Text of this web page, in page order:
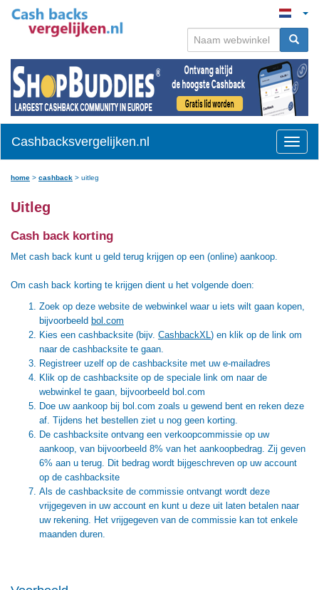
Toggle
Cashbacksvergelijken.nl
home > cashback > uitleg
Uitleg
Cash back korting
Met cash back kunt u geld terug krijgen op een (online) aankoop.
Om cash back korting te krijgen dient u het volgende doen:
Zoek op deze website de webwinkel waar u iets wilt gaan kopen,
bijvoorbeeld bol.com
Kies een cashbacksite (bijv. CashbackXL) en klik op de link om
naar de cashbacksite te gaan.
Registreer uzelf op de cashbacksite met uw e-mailadres
Klik op de cashbacksite op de speciale link om naar de
webwinkel te gaan, bijvoorbeeld bol.com
Doe uw aankoop bij bol.com zoals u gewend bent en reken deze
af. Tijdens het bestellen ziet u nog geen korting.
De cashbacksite ontvang een verkoopcommissie op uw
aankoop, van bijvoorbeeld 8% van het aankoopbedrag. Zij geven
6% aan u terug. Dit bedrag wordt bijgeschreven op uw account
op de cashbacksite
Als de cashbacksite de commissie ontvangt wordt deze
vrijgegeven in uw account en kunt u deze uit laten betalen naar
uw rekening. Het vrijgegeven van de commissie kan tot enkele
maanden duren.